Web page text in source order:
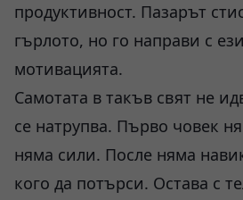
продуктивност. Пазарът
гърлото, но го направи с
мотивацията.
Самотата в такъв свят не
се натрупва. Първо човек
няма сили. После няма
кого да потърси. Остава с